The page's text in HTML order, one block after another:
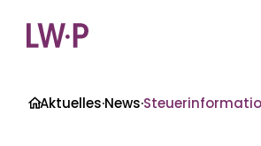
·Aktuelles·News·